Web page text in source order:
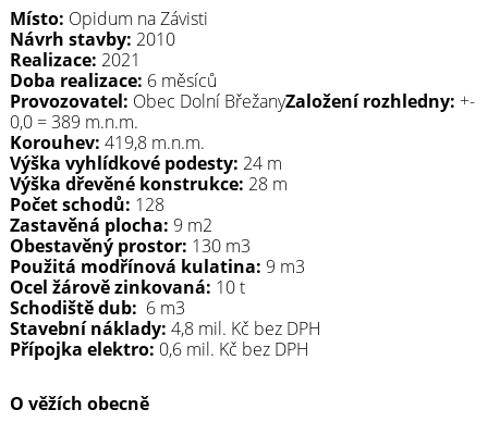
Místo: Opidum na Závisti
Návrh stavby: 2010
Realizace: 2021
Doba realizace: 6 měsíců
Provozovatel: Obec Dolní BřežanyZaložení rozhledny: +-
0,0 = 389 m.n.m.
Korouhev: 419,8 m.n.m.
Výška vyhlídkové podesty: 24 m
Výška dřevěné konstrukce: 28 m
Počet schodů: 128
Zastavěná plocha: 9 m2
Obestavěný prostor: 130 m3
Použitá modřínová kulatina: 9 m3
Ocel žárově zinkovaná: 10 t
Schodiště dub: 6 m3
Stavební náklady: 4,8 mil. Kč bez DPH
Přípojka elektro: 0,6 mil. Kč bez DPH
O věžích obecně